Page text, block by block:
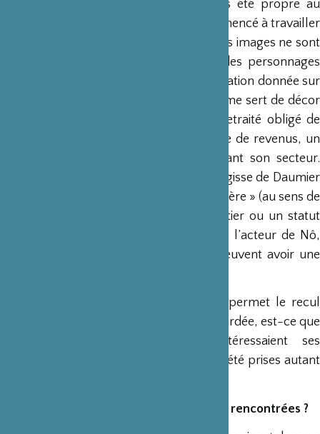
Mon approche photographique n’a pas été propre au
Japon car c’est la même que j’avais commencé à travailler
en Iran et que j’ai poursuivie en Inde : mes images ne sont
jamais très peuplées car j’aime isoler des personnages
comme les archétypes sociaux d’une situation donnée sur
un paysage urbain (le plus souvent) qui me sert de décor
théâtral. Ici, un livreur de fleur, là un retraité obligé de
travailler au-delà de 70 ans par manque de revenus, un
musicien de rue ou un yakuza surveillant son secteur.
Comme ces estampes du passé (qu’il s’agisse de Daumier
ou Hiroshige) qui présentaient un « caractère » (au sens de
La Bruyère) en indiquant le nom du métier ou un statut
social : le porteur d’eau, le propriétaire, l’acteur de Nô,
etc. C’est en ce sens que ces images peuvent avoir une
Parfois, c’est le passage du temps qui permet le recul
pour le comprendre. Toute proportion gardée, est-ce que
les images de Stephen Shore intéressaient ses
contemporains au moment où elles ont été prises autant
Quelles difficultés éventuelles avez-vous rencontrées ?